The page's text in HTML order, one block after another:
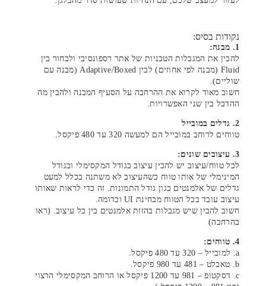
נקודות בסיס:
1. מבנה:
להבין את המגבלות הטכניות של אתר רספונסיבי ולבחור בין
Fluid (מבנה לפי אחוזים) לבין Adaptive/Boxed (מבנה עם
שוליים).
חשוב מאוד לקרוא את ההרחבה על הסעיף המבנה ולהבין מה
ההדבל בין שני האפשרויות.
2. גדלים במובייל
טווחים לרוחב במובייל הם למעשה 320 עד 480 פיקסל.
3. עיצובים שונים:
לכל טווח/עיצוב יש להכין עיצוב בגודל המקסימלי ובגודל
המינימלי של אותו טווח כשהעיצוב לא משתנה בכלל למעט
גדלים של אלמנטים כגון גודל התמונות. זה כדי לראות שאותו
עיצוב עובד בכל הטווח מבחינת UI וכדומה.
חשוב להבין שיש מגבלות בהזזת אלמנטים בין כל עיצוב. (ראו
בהרחבה)
4. טווחים:
a. למובייל – 320 עד 480 פיקסל.
b. טאבלט – 481 עד 980 פיקסל.
c. דסקטופ – 981 עד 1200 פיקסל או הרוחב המקסימלי הרצוי